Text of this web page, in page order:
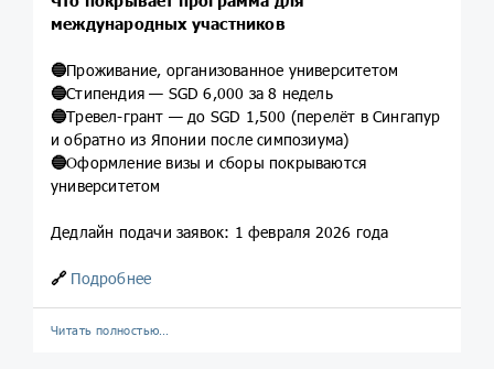
международных участников
🔵Проживание, организованное университетом
🔵Стипендия — SGD 6,000 за 8 недель
🔵Тревел-грант — до SGD 1,500 (перелёт в Сингапур
и обратно из Японии после симпозиума)
🔵Оформление визы и сборы покрываются
университетом
Дедлайн подачи заявок: 1 февраля 2026 года
🔗 Подробнее
Читать полностью…